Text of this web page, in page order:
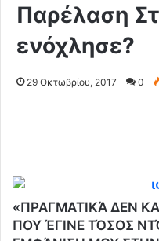
Παρέλαση
ενόχλησε?
29 Οκτωβρίου, 2017 0
«ΠΡΑΓΜΑΤΙΚΆ ΔΕΝ
ΠΟΥ ΈΓΙΝΕ ΤΌΣΟΣ